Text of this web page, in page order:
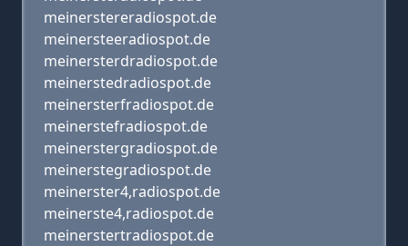
meinerstereradiospot.de
meinersteeradiospot.de
meinersterdradiospot.de
meinerstedradiospot.de
meinersterfradiospot.de
meinerstefradiospot.de
meinerstergradiospot.de
meinerstegradiospot.de
meinerster4,radiospot.de
meinerste4,radiospot.de
meinerstertradiospot.de